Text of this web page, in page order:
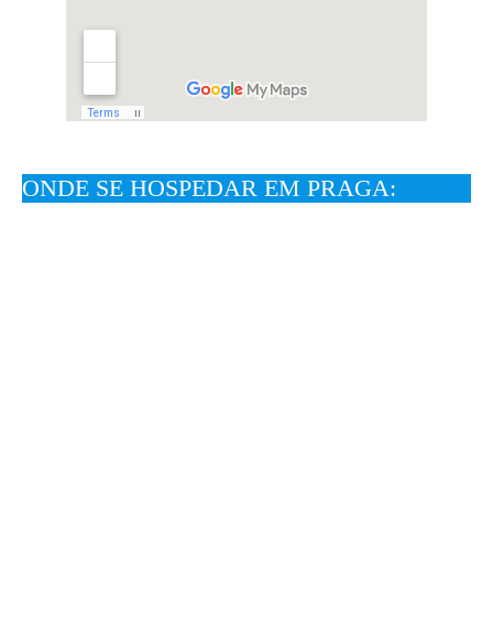
ONDE SE HOSPEDAR EM PRAGA: